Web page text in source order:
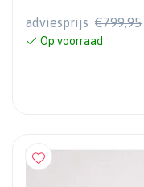
adviesprijs €799,95
Op voorraad